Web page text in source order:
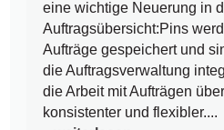
eine wichtige Neuerung in
Auftragsübersicht:Pins
Aufträge gespeichert und
die Auftragsverwaltung
die Arbeit mit Aufträgen
konsistenter und flexibler....